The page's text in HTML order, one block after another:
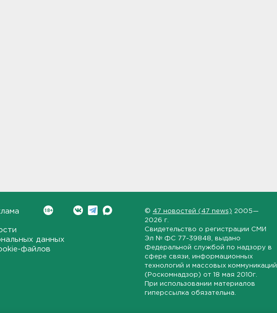
данных
файлов
© 47 новостей (47 news) 2005—
2026 г.
Свидетельство о регистрации СМИ
Эл № ФС 77-39848 , выдано
Федеральной службой по надзору в
сфере связи, информационных
технологий и массовых коммуникаций
(Роскомнадзор) от 18 мая 2010г.
При использовании материалов
гиперссылка обязательна.